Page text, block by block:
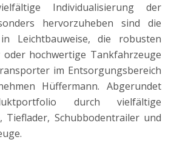
Individualisierung der
hervorzuheben sind die
Leichtbauweise, die robusten
oder hochwertige Tankfahrzeuge
im Entsorgungsbereich
Hüffermann. Abgerundet
durch vielfältige
Tieflader, Schubbodentrailer und